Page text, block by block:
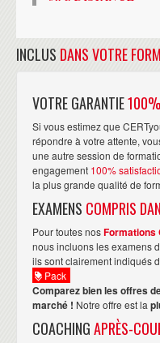
INCLUS DANS VOTRE
VOTRE GARANTIE
Si vous estimez que
répondre à votre attente,
une autre session de
engagement 100%
la plus grande qualité de
EXAMENS COMPRIS
Pour toutes nosFormations
nous incluons les examens
ils sont clairement indiqués
Pack
Comparez bien les offres
marché ! Notre offre est la
COACHINGAPRÈS-